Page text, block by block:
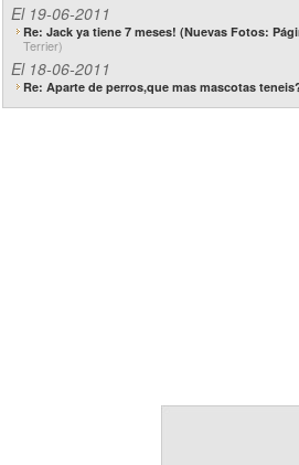
El 19-06-2011
Re: Jack ya tiene 7 meses! (Nuevas Fotos:
Terrier)
El 18-06-2011
Re: Aparte de perros,que mas mascotas